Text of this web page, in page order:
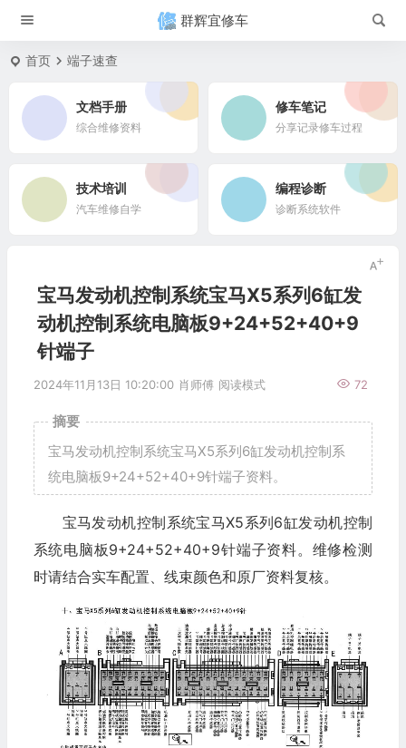
群辉宜修车
首页 端子速查
文档手册
综合维修资料
修车笔记
分享记录修车过程
技术培训
汽车维修自学
编程诊断
诊断系统软件
宝马发动机控制系统宝马X5系列6缸发
动机控制系统电脑板9+24+52+40+9
针端子
2024年11月13日 10:20:00 肖师傅 72
阅读模式
摘要
宝马发动机控制系统宝马X5系列6缸发动机控制系
统电脑板9+24+52+40+9针端子资料。
宝马发动机控制系统宝马X5系列6缸发动机控制
系统电脑板9+24+52+40+9针端子资料。维修检测
时请结合实车配置、线束颜色和原厂资料复核。